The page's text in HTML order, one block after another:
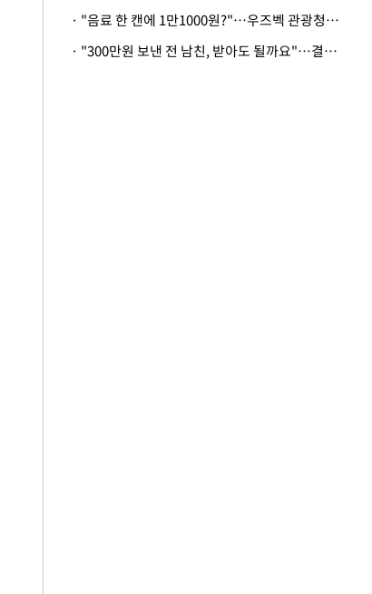
· "음료 한 캔에 1만1000원?"…우즈벡 관광청까지 나섰다, 유튜버 폭로 후폭풍
· "300만원 보낸 전 남친, 받아도 될까요"…결혼 앞둔 예비신부의 뜻밖 고충